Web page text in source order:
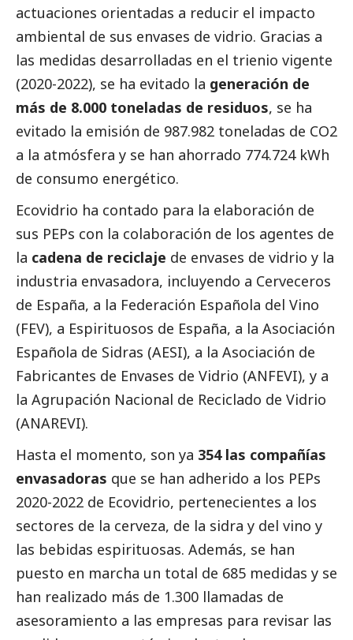
actuaciones orientadas a reducir el impacto
ambiental de sus envases de vidrio. Gracias a
las medidas desarrolladas en el trienio vigente
(2020-2022), se ha evitado la generación de
más de 8.000 toneladas de residuos, se ha
evitado la emisión de 987.982 toneladas de CO2
a la atmósfera y se han ahorrado 774.724 kWh
de consumo energético.
Ecovidrio ha contado para la elaboración de
sus PEPs con la colaboración de los agentes de
la cadena de reciclaje de envases de vidrio y la
industria envasadora, incluyendo a Cerveceros
de España, a la Federación Española del Vino
(FEV), a Espirituosos de España, a la Asociación
Española de Sidras (AESI), a la Asociación de
Fabricantes de Envases de Vidrio (ANFEVI), y a
la Agrupación Nacional de Reciclado de Vidrio
(ANAREVI).
Hasta el momento, son ya 354 las compañías
envasadoras que se han adherido a los PEPs
2020-2022 de Ecovidrio, pertenecientes a los
sectores de la cerveza, de la sidra y del vino y
las bebidas espirituosas. Además, se han
puesto en marcha un total de 685 medidas y se
han realizado más de 1.300 llamadas de
asesoramiento a las empresas para revisar las